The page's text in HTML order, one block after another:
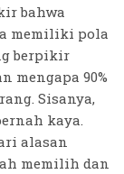
bahwa
memiliki pola
berpikir
mengapa 90%
Sisanya,
kaya.
alasan
memilih dan